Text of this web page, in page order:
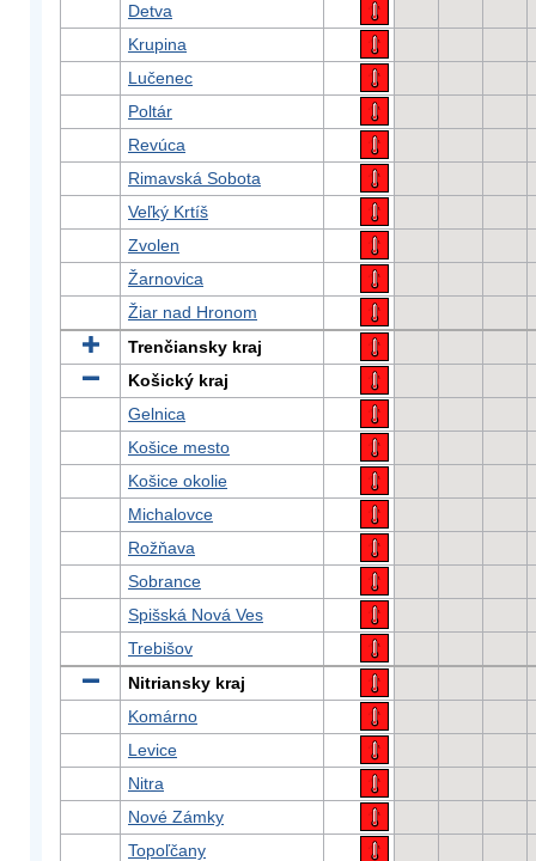
Detva
Krupina
Lučenec
Poltár
Revúca
Rimavská Sobota
Veľký Krtíš
Zvolen
Žarnovica
Žiar nad Hronom
Trenčiansky kraj
Košický kraj
Gelnica
Košice mesto
Košice okolie
Michalovce
Rožňava
Sobrance
Spišská Nová Ves
Trebišov
Nitriansky kraj
Komárno
Levice
Nitra
Nové Zámky
Topoľčany